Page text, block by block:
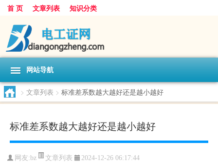
首 页 文章列表 知识分类
网站导航
> 文章列表 > 标准差系数越大越好还是越小越好
标准差系数越大越好还是越小越好
网友:bz 文章列表 2024-12-26 06:17:44